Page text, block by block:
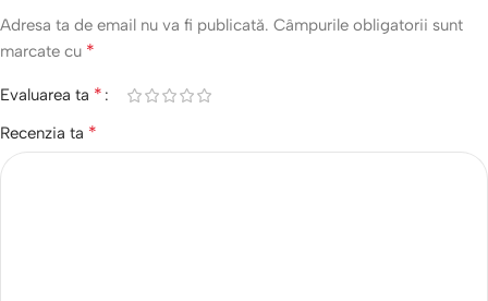
Adresa ta de email nu va fi publicată. Câmpurile obligatorii sunt
marcate cu *
Evaluarea ta *
Recenzia ta *